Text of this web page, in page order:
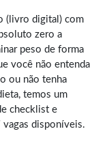
(livro digital) com
zero a
peso de forma
você não entenda
ou não tenha
temos um
checklist e
disponíveis.